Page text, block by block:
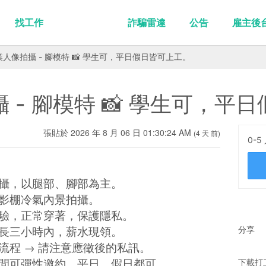
找工作 詐騙雷達 公告 雇主後
像拍攝 - 腳模特 📸 學生可，平日假日皆可上工。
- 腳模特 📸 學生可，平日
張貼於 2026 年 8 月 06 日 01:30:24 AM (4 天 前)
，以腿部、腳部為主。
棚冷氣內景拍攝。
，正常穿著，保護隱私。
三小時內，薪水現領。
程 → 請注意應徵後的私訊。
可彈性邀約，平日、假日都可。
0-5
分享
下載打